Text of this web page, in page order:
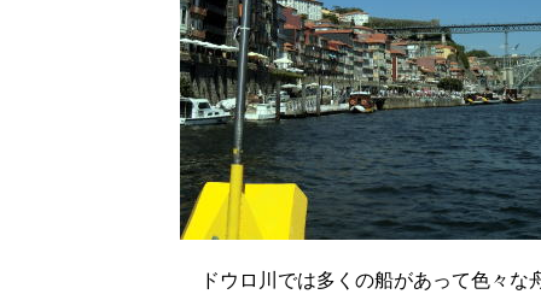
ドウロ川では多くの船があって色々